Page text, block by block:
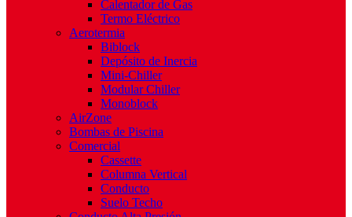
Calentador de Gas
Termo Eléctrico
Aerotermia
Biblock
Depósito de Inercia
Mini-Chiller
Modular Chiller
Monoblock
AirZone
Bombas de Piscina
Comercial
Cassette
Columna Vertical
Conducto
Suelo Techo